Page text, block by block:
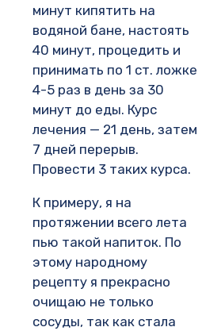
минут кипятить на
водяной бане, настоять
40 минут, процедить и
принимать по 1 ст. ложке
4-5 раз в день за 30
минут до еды. Курс
лечения — 21 день, затем
7 дней перерыв.
Провести 3 таких курса.
К примеру, я на
протяжении всего лета
пью такой напиток. По
этому народному
рецепту я прекрасно
очищаю не только
сосуды, так как стала